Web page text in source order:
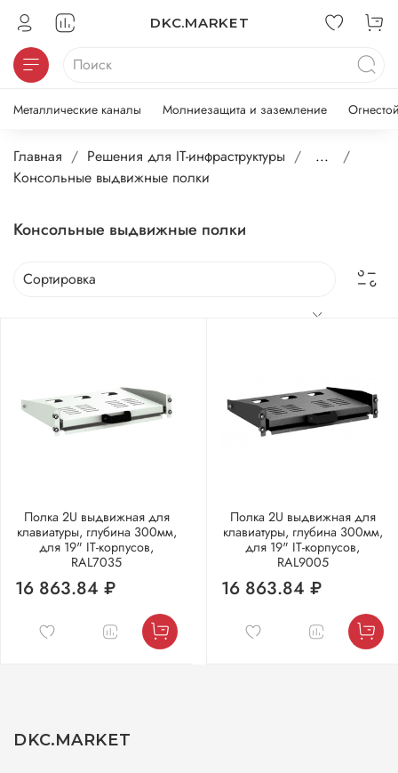
DKC.MARKET
Металлические каналы Молниезащита и заземление
Главная Решения для IT-инфраструктуры
...
Консольные выдвижные полки
Консольные выдвижные полки
Полка 2U выдвижная для
клавиатуры, глубина 300мм,
для 19" IT-корпусов,
RAL7035
16 863.84 ₽
Полка 2U выдвижная для
клавиатуры, глубина 300мм,
для 19" IT-корпусов,
RAL9005
16 863.84 ₽
DKC.MARKET